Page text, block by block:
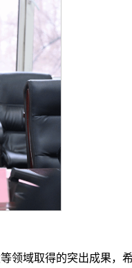
域取得的突出成果，